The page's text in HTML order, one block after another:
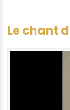
Le chant